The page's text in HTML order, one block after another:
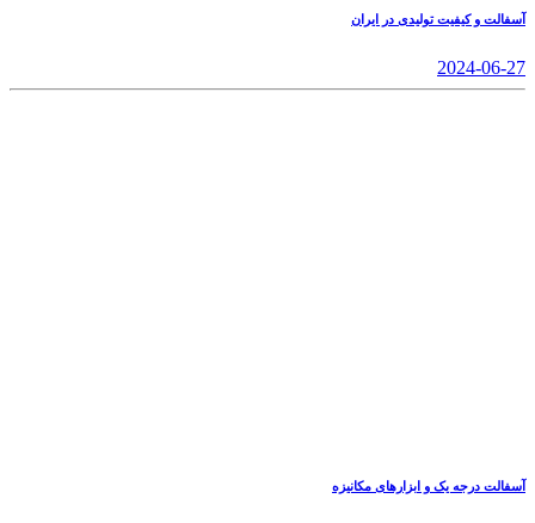
آسفالت و کیفیت تولیدی در ایران
2024-06-27
آسفالت درجه یک و ابزارهای مکانیزه